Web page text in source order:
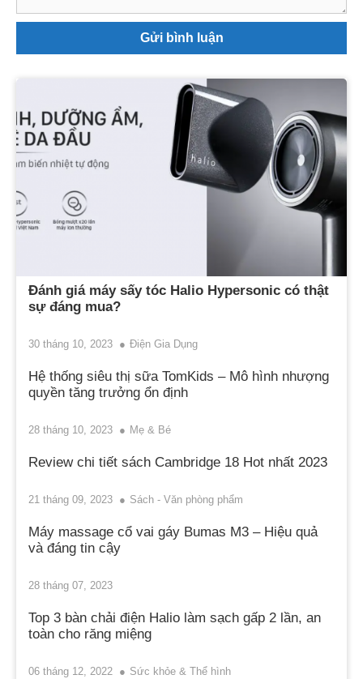
Đánh giá máy sấy tóc Halio Hypersonic có thật
sự đáng mua?
30 tháng 10, 2023 Điện Gia Dụng
Hệ thống siêu thị sữa TomKids – Mô hình nhượng
quyền tăng trưởng ổn định
28 tháng 10, 2023 Mẹ & Bé
Review chi tiết sách Cambridge 18 Hot nhất 2023
21 tháng 09, 2023 Sách - Văn phòng phẩm
Máy massage cổ vai gáy Bumas M3 – Hiệu quả
và đáng tin cậy
28 tháng 07, 2023
Top 3 bàn chải điện Halio làm sạch gấp 2 lần, an
toàn cho răng miệng
06 tháng 12, 2022 Sức khỏe & Thể hình